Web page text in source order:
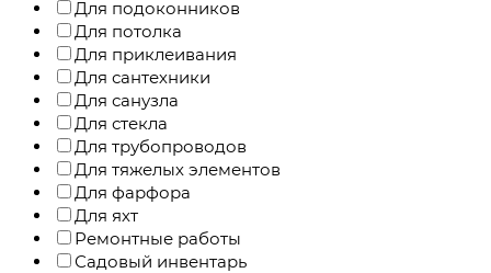
Для подоконников
Для потолка
Для приклеивания
Для сантехники
Для санузла
Для стекла
Для трубопроводов
Для тяжелых элементов
Для фарфора
Для яхт
Ремонтные работы
Садовый инвентарь